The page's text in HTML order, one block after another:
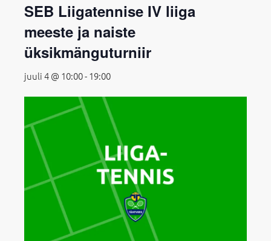
SEB Liigatennise IV liiga
meeste ja naiste
üksikmänguturniir
juuli 4 @ 10:00-19:00